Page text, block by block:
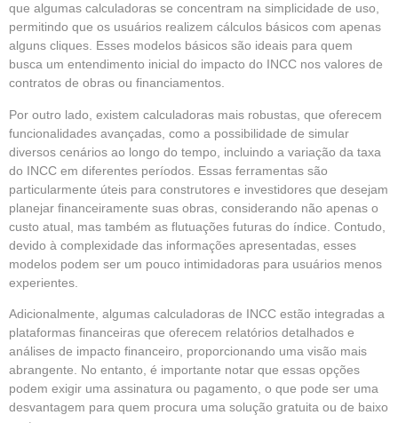
que algumas calculadoras se concentram na simplicidade de uso,
permitindo que os usuários realizem cálculos básicos com apenas
alguns cliques. Esses modelos básicos são ideais para quem
busca um entendimento inicial do impacto do INCC nos valores de
contratos de obras ou financiamentos.
Por outro lado, existem calculadoras mais robustas, que oferecem
funcionalidades avançadas, como a possibilidade de simular
diversos cenários ao longo do tempo, incluindo a variação da taxa
do INCC em diferentes períodos. Essas ferramentas são
particularmente úteis para construtores e investidores que desejam
planejar financeiramente suas obras, considerando não apenas o
custo atual, mas também as flutuações futuras do índice. Contudo,
devido à complexidade das informações apresentadas, esses
modelos podem ser um pouco intimidadoras para usuários menos
experientes.
Adicionalmente, algumas calculadoras de INCC estão integradas a
plataformas financeiras que oferecem relatórios detalhados e
análises de impacto financeiro, proporcionando uma visão mais
abrangente. No entanto, é importante notar que essas opções
podem exigir uma assinatura ou pagamento, o que pode ser uma
desvantagem para quem procura uma solução gratuita ou de baixo